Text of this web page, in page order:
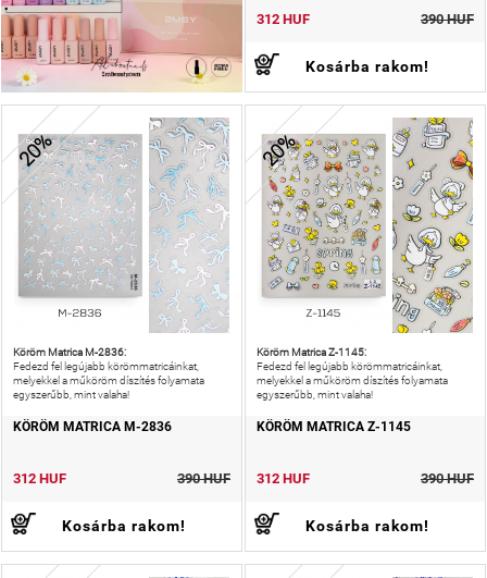
312 HUF 390 HUF
Kosárba rakom!
20%
Köröm Matrica M-2836:
Fedezd fel legújabb körömmatricáinkat,
melyekkel a műköröm díszítés folyamata
egyszerűbb, mint valaha!
KÖRÖM MATRICA M-2836
312 HUF 390 HUF
Kosárba rakom!
20%
Köröm Matrica Z-1145:
Fedezd fel legújabb körömmatricáinkat,
melyekkel a műköröm díszítés folyamata
egyszerűbb, mint valaha!
KÖRÖM MATRICA Z-1145
312 HUF 390 HUF
Kosárba rakom!